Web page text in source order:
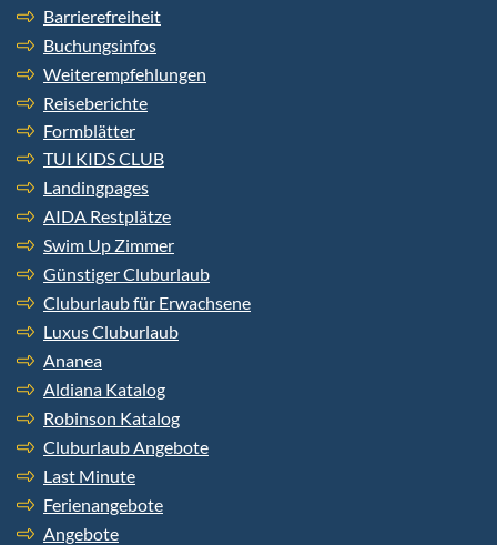
Barrierefreiheit
Buchungsinfos
Weiterempfehlungen
Reiseberichte
Formblätter
TUI KIDS CLUB
Landingpages
AIDA Restplätze
Swim Up Zimmer
Günstiger Cluburlaub
Cluburlaub für Erwachsene
Luxus Cluburlaub
Ananea
Aldiana Katalog
Robinson Katalog
Cluburlaub Angebote
Last Minute
Ferienangebote
Angebote